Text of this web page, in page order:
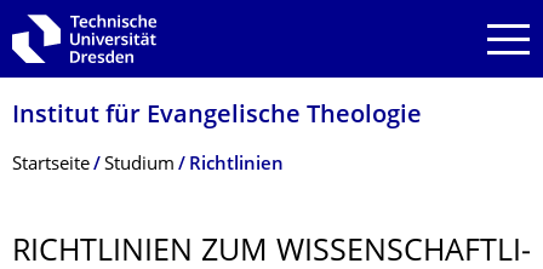
Zur Hauptnavigation springen
Zur Suche springen
Zum Inhalt springen
Institut für Evangelische Theologie
Breadcrumb-Menü
Startseite Studium Richtlinien
RICHTLINIEN ZUM WISSENSCHAFTLI­